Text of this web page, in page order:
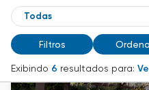
Filtros
Exibindo 6 resultados para: